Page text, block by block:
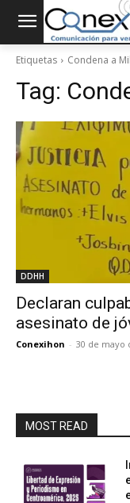
Etiquetas Condena a
Tag:
DDHH
Declaran
asesinato de
Conexihon - 30 de mayo
MOST READ